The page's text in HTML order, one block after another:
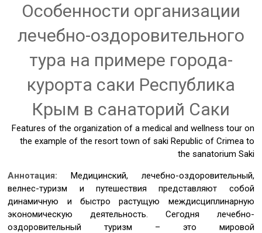
Особенности организации
лечебно-оздоровительного
тура на примере города-
курорта саки Республика
Крым в санаторий Саки
Features of the organization of a medical and wellness tour on
the example of the resort town of saki Republic of Crimea to
the sanatorium Saki
Аннотация: Медицинский, лечебно-оздоровительный,
велнес-туризм и путешествия представляют собой
динамичную и быстро растущую междисциплинарную
экономическую деятельность. Сегодня лечебно-
оздоровительный туризм – это мировой